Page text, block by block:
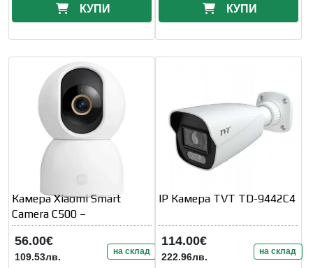
КУПИ КУПИ
Камера Xiaomi Smart
Camera C500 –
56.00€
109.53лв. на склад
IP Камера TVT TD-9442C4
114.00€
222.96лв. на склад